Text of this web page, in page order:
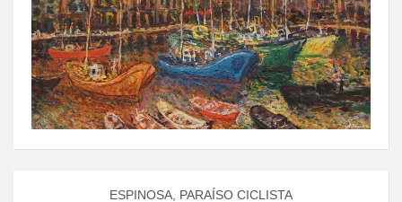
ESPINOSA, PARAÍSO CICLISTA